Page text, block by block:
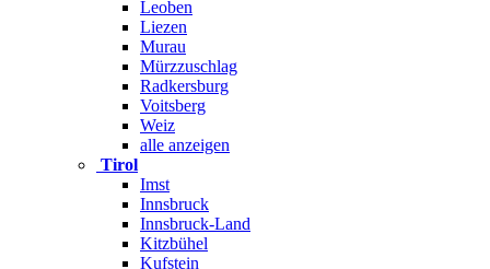
Leoben
Liezen
Murau
Mürzzuschlag
Radkersburg
Voitsberg
Weiz
alle anzeigen
Tirol
Imst
Innsbruck
Innsbruck-Land
Kitzbühel
Kufstein